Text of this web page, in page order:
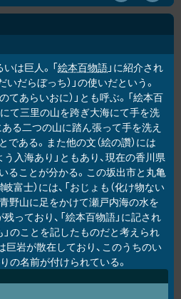
は巨人。「絵本百物語」に紹介され
いだらぼっち）」の使いだという。
てあらいおに）」とも呼ぶ。「絵本百
て三里の山を跨ぎ大海にて手を洗
ある二つの山に踏ん張って手を洗え
ある。また他の文（絵の讚）には
入海あり」ともあり、現在の香川県
ることが分かる。この坂出市と丸亀
富士）には、「おじょも（化け物ない
青野山に足をかけて瀬戸内海の水を
っており、「絵本百物語」に記され
」のことを記したものだと考えられ
巨岩が散在しており、このうちのい
の名前が付けられている。